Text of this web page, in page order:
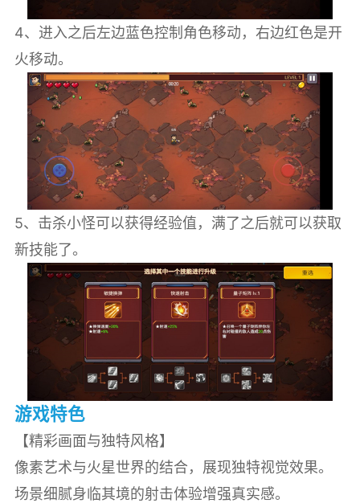
4、进入之后左边蓝色控制角色移动，右边红色是开
火移动。
5、击杀小怪可以获得经验值，满了之后就可以获取
新技能了。
游戏特色
【精彩画面与独特风格】
像素艺术与火星世界的结合，展现独特视觉效果。
场景细腻身临其境的射击体验增强真实感。